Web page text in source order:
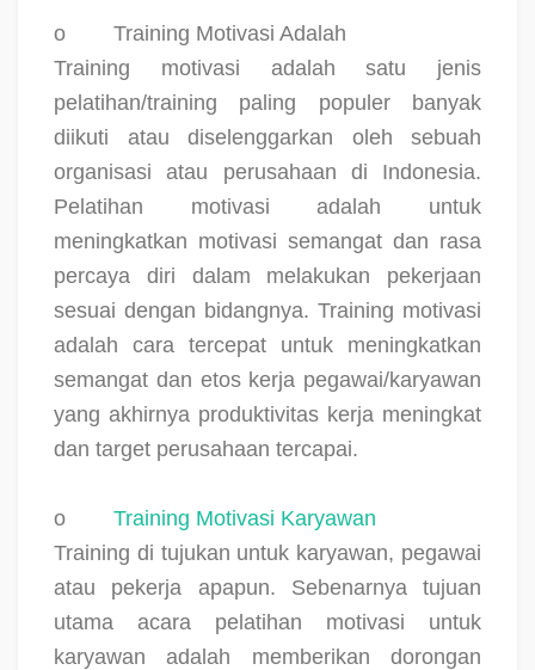
o
Training Motivasi Adalah
Training motivasi adalah satu jenis
pelatihan/training paling populer banyak
diikuti atau diselenggarkan oleh sebuah
organisasi atau perusahaan di Indonesia.
Pelatihan motivasi adalah untuk
meningkatkan motivasi semangat dan rasa
percaya diri dalam melakukan pekerjaan
sesuai dengan bidangnya. Training motivasi
adalah cara tercepat untuk meningkatkan
semangat dan etos kerja pegawai/karyawan
yang akhirnya produktivitas kerja meningkat
dan target perusahaan tercapai.
o
Training Motivasi Karyawan
Training di tujukan untuk karyawan, pegawai
atau pekerja apapun. Sebenarnya tujuan
utama acara pelatihan motivasi untuk
karyawan adalah memberikan dorongan